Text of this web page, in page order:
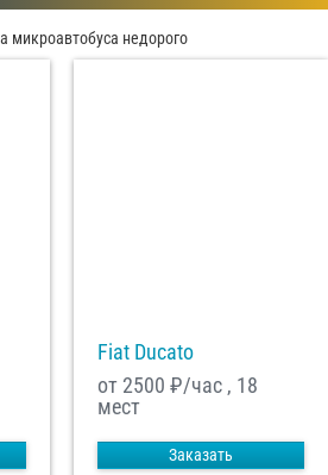
микроавтобуса недорого
Fiat Ducato
от 2500 ₽/час , 18
мест
Заказать
моих Персональных данных